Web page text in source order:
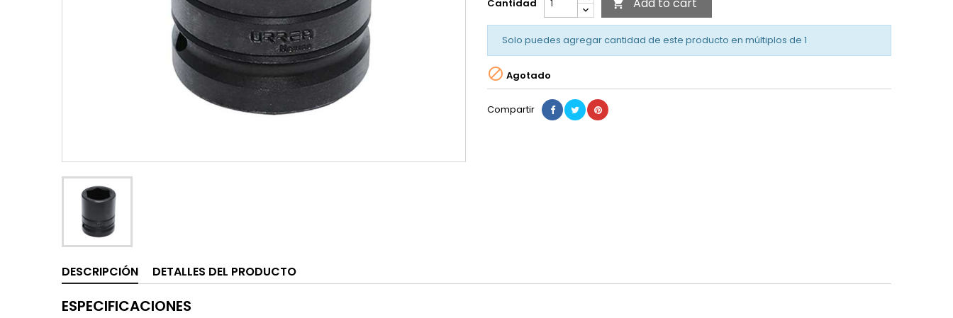
Cantidad 
Solo puedes agregar cantidad de este producto en múltiplos de 1
 Agotado
Compartir
DESCRIPCIÓN DETALLES DEL PRODUCTO
ESPECIFICACIONES